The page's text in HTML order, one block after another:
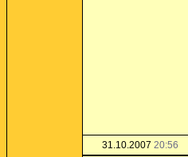
31.10.2007 20:56